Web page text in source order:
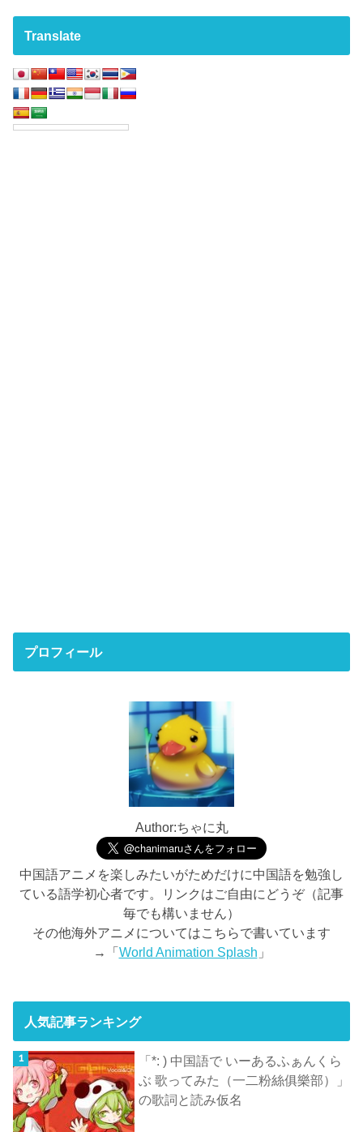
Translate
プロフィール
Author:ちゃに丸
中国語アニメを楽しみたいがためだけに中国語を勉強し
ている語学初心者です。リンクはご自由にどうぞ（記事
毎でも構いません）
その他海外アニメについてはこちらで書いています
→「World Animation Splash 」
人気記事ランキング
「*: ) 中国語で いーあるふぁんくら
ぶ 歌ってみた（一二粉絲俱樂部）」
の歌詞と読み仮名